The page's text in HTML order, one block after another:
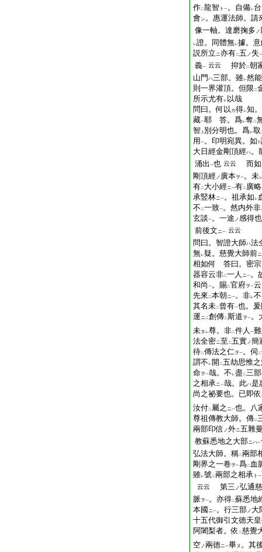
作二龍智 ト 一。自備レ台
會ン。惠運法師。請
像一軸。達磨掬多 ノ
レ證。同體無レ據。
説所立ニ亦有二五 ノ 失一
義一 云云 抑於二朝
山門 ハ三部。雖レ然
則一界灌頂。但限 二
所示尤有レ 以哉
問曰。何以 カ得レ知
藏一耶 答。爲レ奪 二
智 上 別分明也。爲レ取
用 一。印明宛異。如下
大日經金剛頂經ハ。
涌出 一也 云云 而如
剛頂經ノ 廣本ヲ一。未レ
有二 大小經ニ一有二 廣略
承竪林ニ一。祖承如 レ
不 二一致一。然内外非
玄談一。一途 ノ感得
前後文ニ一 云云
問曰。智證大師ハ法
無レ疑。慈覺大師前ニ
相如何 答曰。密宗
器容云非二一人 ニ一。
和尚一。賜二官府ヲ一
先來 二本朝ニ一。非レ不
其名未二 曾有一也。
運ニ二創 傳二斯道 ヲ一。
未タ レ尊。非二件人 一
法全密ニ至 二五實ノ簡
待二傳法之仁ヲ一。伺 二
謂不 レ開 二五劫思惟
命 ヲ一哉。不 レ盡二三
之相承ニ一哉。此ハ是
尚之祕要也。 已即依
汝付二 屬之 ニ一也。八
尊祖傳教大師。傳二
兩部印信 ノ外ニ五雜
教蘇悉地之大部ニハ一
弘法大師。稱二兩部
剛界之一卷ヲ一爲二 血
雖レ號二兩部之相承 ト 一
云云 第三 ノ弘通
脈 ヲ一。亦得二蘇悉地
本國 ニ一。行三部ノ 大
十五代御引文徳天
阿闍梨者。依 二慈覺
空ノ兩徳ニ一畢ヌ 。其